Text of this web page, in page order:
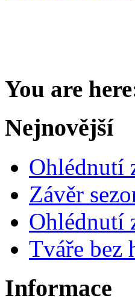
You are
Nejnovější
Ohlédnutí
Závěr
Ohlédnutí
Tváře bez
Informace